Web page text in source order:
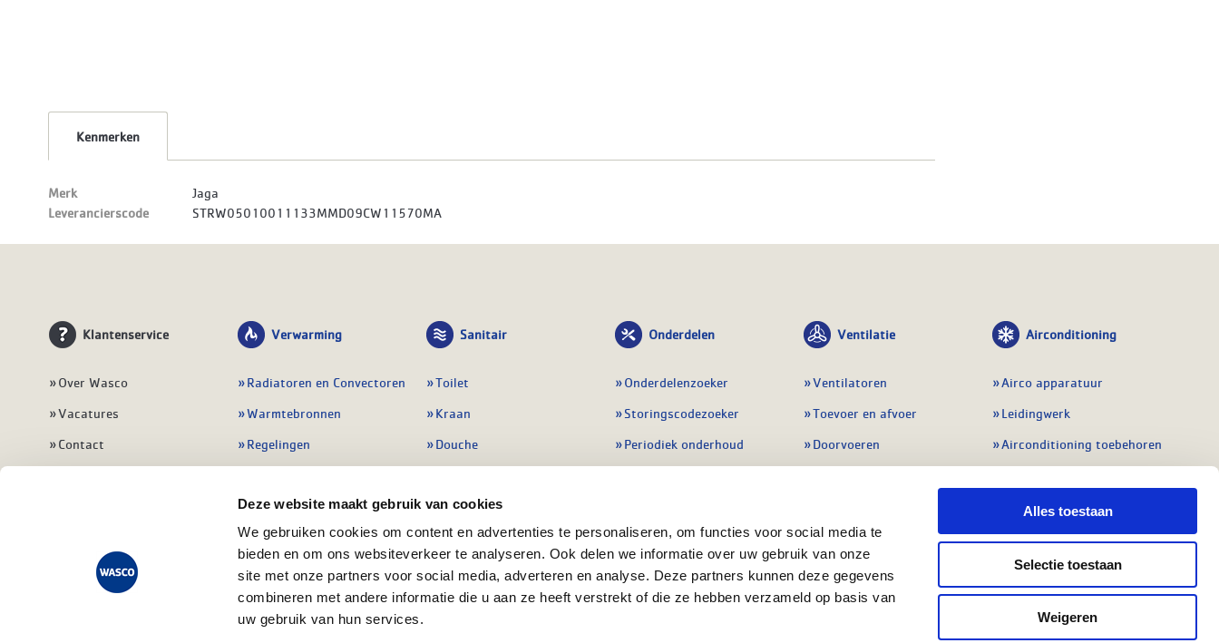
Deze website maakt gebruik van cookies
We gebruiken cookies om content en advertenties te personaliseren, om functies voor social media te
bieden en om ons websiteverkeer te analyseren. Ook delen we informatie over uw gebruik van onze
site met onze partners voor social media, adverteren en analyse. Deze partners kunnen deze gegevens
combineren met andere informatie die u aan ze heeft verstrekt of die ze hebben verzameld op basis van
uw gebruik van hun services.
Alles toestaan
Selectie toestaan
Weigeren
Kenmerken
Merk
Jaga
Leverancierscode
STRW05010011133MMD09CW11570MA
Klantenservice
Over Wasco
Vacatures
Contact
Veelgestelde vragen
Verwarming
Radiatoren en Convectoren
Warmtebronnen
Regelingen
Leidingwerk
Warmwatertoestellen
Alle verwarming
Sanitair
Toilet
Kraan
Douche
Badmeubel
Afvoeren
Alle sanitair
Onderdelen
Onderdelenzoeker
Storingscodezoeker
Periodiek onderhoud
Preventie & detectie
Alle onderdelen
Ventilatie
Ventilatoren
Toevoer en afvoer
Doorvoeren
Regelingen
Airconditioning
Airco apparatuur
Leidingwerk
Airconditioning toebehoren
Regelapparatuur
Alle koeling